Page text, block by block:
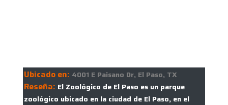
Ubicado en: 4001 E Paisano Dr, El Paso, TX
Reseña: El Zoológico de El Paso es un parque
zoológico ubicado en la ciudad de El Paso, en el